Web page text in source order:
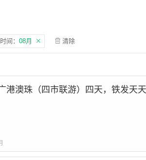
间： 08月 清除
港澳珠（四市联游）四天，铁发天